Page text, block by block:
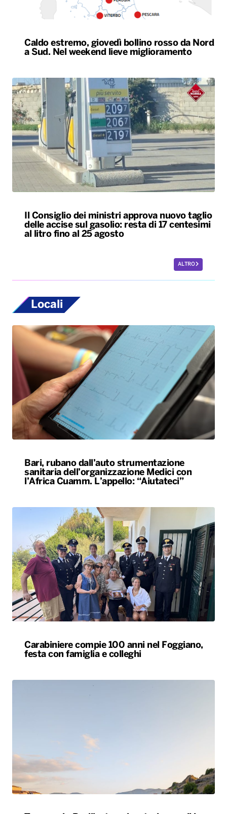
Caldo estremo, giovedì bollino rosso da Nord
a Sud. Nel weekend lieve miglioramento
Il Consiglio dei ministri approva nuovo taglio
delle accise sul gasolio: resta di 17 centesimi
al litro fino al 25 agosto
ALTRO
Locali
Bari, rubano dall’auto strumentazione
sanitaria dell’organizzazione Medici con
l’Africa Cuamm. L’appello: “Aiutateci”
Carabiniere compie 100 anni nel Foggiano,
festa con famiglia e colleghi